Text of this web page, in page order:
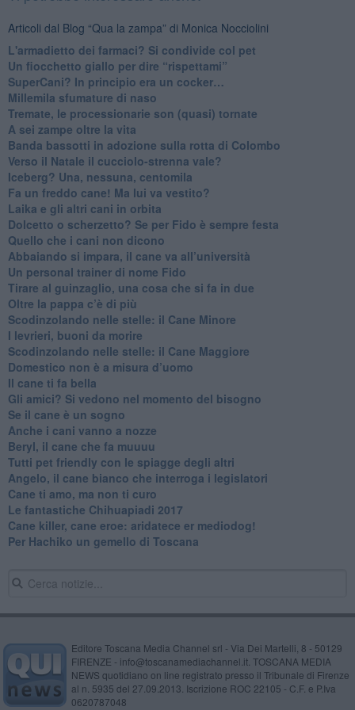
Articoli dal Blog “Qua la zampa” di Monica Nocciolini
​L'armadietto dei farmaci? Si condivide col pet
Un fiocchetto giallo per dire “rispettami”
​SuperCani? In principio era un cocker…
​Millemila sfumature di naso
Tremate, le processionarie son (quasi) tornate
A sei zampe oltre la vita
​Banda bassotti in adozione sulla rotta di Colombo
Verso il Natale il cucciolo-strenna vale?
Iceberg? Una, nessuna, centomila
​Fa un freddo cane! Ma lui va vestito?
Laika e gli altri cani in orbita
​Dolcetto o scherzetto? Se per Fido è sempre festa
Quello che i cani non dicono
Abbaiando si impara, il cane va all’università
​Un personal trainer di nome Fido
​Tirare al guinzaglio, una cosa che si fa in due
Oltre la pappa c’è di più
​Scodinzolando nelle stelle: il Cane Minore
​I levrieri, buoni da morire
Scodinzolando nelle stelle: il Cane Maggiore
Domestico non è a misura d’uomo
​Il cane ti fa bella
​Gli amici? Si vedono nel momento del bisogno
​Se il cane è un sogno
Anche i cani vanno a nozze
Beryl, il cane che fa muuuu
Tutti pet friendly con le spiagge degli altri
Angelo, il cane bianco che interroga i legislatori
​Cane ti amo, ma non ti curo
Le fantastiche Chihuapiadi 2017
Cane killer, cane eroe: aridatece er mediodog!
Per Hachiko un gemello di Toscana
Editore Toscana Media Channel srl - Via Dei Martelli, 8 - 50129
FIRENZE - info@toscanamediachannel.it. TOSCANA MEDIA
NEWS quotidiano on line registrato presso il Tribunale di Firenze
al n. 5935 del 27.09.2013. Iscrizione ROC 22105 - C.F. e P.Iva
0620787048